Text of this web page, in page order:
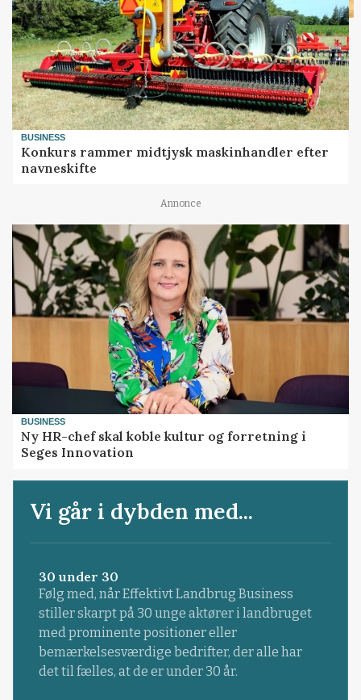
BUSINESS
Konkurs rammer midtjysk maskinhandler efter
navneskifte
Annonce
BUSINESS
Ny HR-chef skal koble kultur og forretning i
Seges Innovation
Vi går i dybden med...
30 under 30
Følg med, når Effektivt Landbrug Business
stiller skarpt på 30 unge aktører i landbruget
med prominente positioner eller
bemærkelsesværdige bedrifter, der alle har
det til fælles, at de er under 30 år.